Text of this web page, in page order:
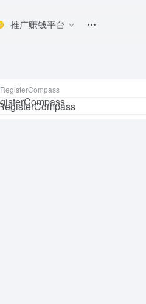
推广赚钱平台
RegisterCompass